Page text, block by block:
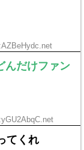
んだけファン
てくれ